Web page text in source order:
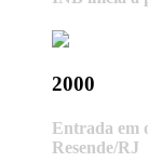
2000
Entrada em
Resende/RJ